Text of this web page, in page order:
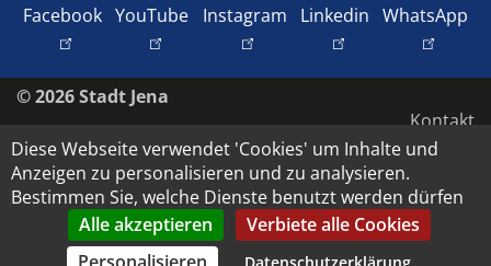
Facebook YouTube Instagram Linkedin WhatsApp
© 2026 Stadt Jena
Kontakt
Barrierefreiheit
Datenschutz
Impressum
Bildrechte und Copyright
Diese Webseite verwendet 'Cookies' um Inhalte und
Anzeigen zu personalisieren und zu analysieren.
Bestimmen Sie, welche Dienste benutzt werden dürfen
Alle akzeptieren
Verbiete alle Cookies